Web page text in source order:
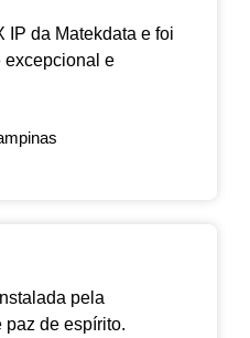
(sem
tudo
IP da Matekdata e foi
excepcional e
pela
paz de espírito.